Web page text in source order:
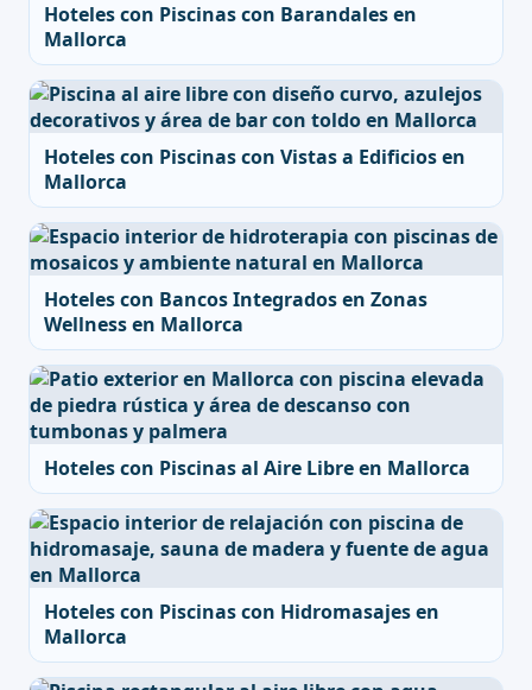
Hoteles con Piscinas con Barandales en
Mallorca
Hoteles con Piscinas con Vistas a Edificios en
Mallorca
Hoteles con Bancos Integrados en Zonas
Wellness en Mallorca
Hoteles con Piscinas al Aire Libre en Mallorca
Hoteles con Piscinas con Hidromasajes en
Mallorca